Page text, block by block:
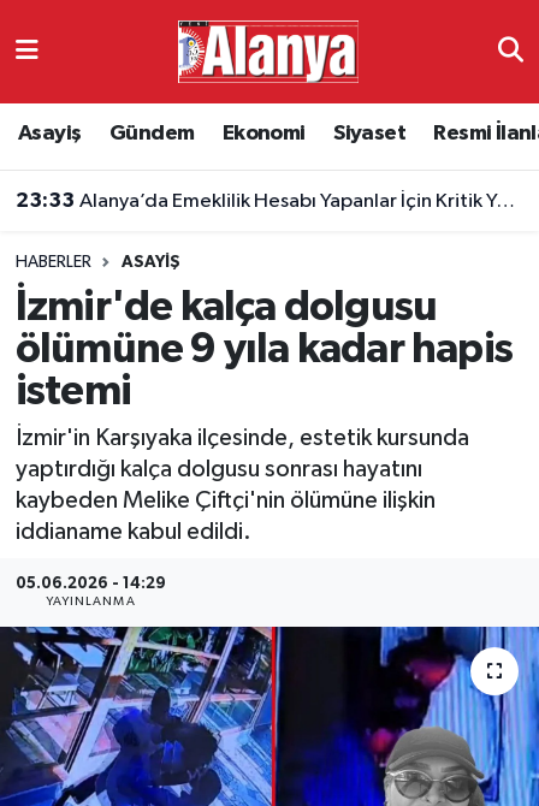
Asayiş Gündem Ekonomi Siyaset Resmi
23:33 Alanya’da Emeklilik Hesabı Yapanlar İçin Kritik Yaş Şartları
HABERLER ASAYIŞ
İzmir'de kalça dolgusu
ölümüne 9 yıla kadar hapis
istemi
İzmir'in Karşıyaka ilçesinde, estetik kursunda
yaptırdığı kalça dolgusu sonrası hayatını
kaybeden Melike Çiftçi'nin ölümüne ilişkin
iddianame kabul edildi.
05.06.2026 - 14:29
YAYINLANMA
Ekonomi
Resmi İlanlar
Alanyaspor
Turizm
E-Gazete
Antalya Namaz Vakitleri
Antalya Trafik Yoğunluk Haritası
Süper Lig Puan Durumu ve Fikstür
Tüm Manşetler
Son Dakika Haberleri
Haber Arşivi